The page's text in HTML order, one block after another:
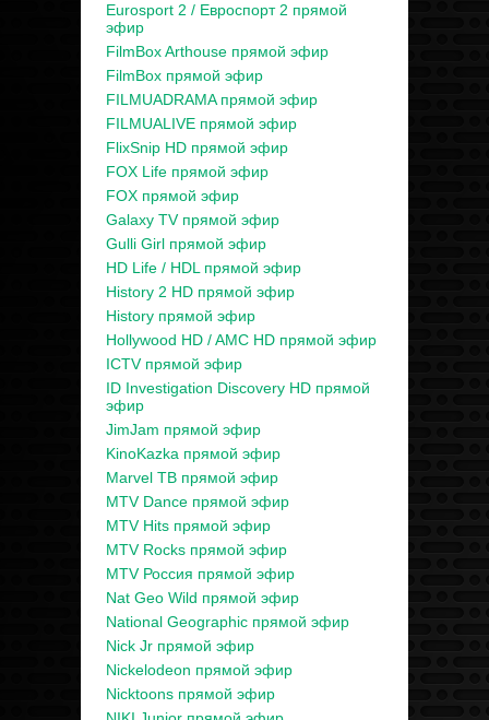
Eurosport 2 / Евроспорт 2 прямой
эфир
FilmBox Arthouse прямой эфир
FilmBox прямой эфир
FILMUADRAMA прямой эфир
FILMUALIVE прямой эфир
FlixSnip HD прямой эфир
FOX Life прямой эфир
FOX прямой эфир
Galaxy TV прямой эфир
Gulli Girl прямой эфир
HD Life / HDL прямой эфир
History 2 HD прямой эфир
History прямой эфир
Hollywood HD / AMC HD прямой эфир
ICTV прямой эфир
ID Investigation Discovery HD прямой
эфир
JimJam прямой эфир
KinoKazka прямой эфир
Marvel ТВ прямой эфир
MTV Dance прямой эфир
MTV Hits прямой эфир
MTV Rocks прямой эфир
MTV Россия прямой эфир
Nat Geo Wild прямой эфир
National Geographic прямой эфир
Nick Jr прямой эфир
Nickelodeon прямой эфир
Nicktoons прямой эфир